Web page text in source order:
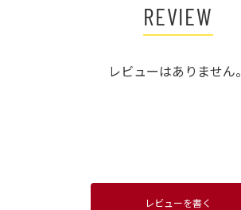
REVIEW
レビューはありません。
レビューを書く